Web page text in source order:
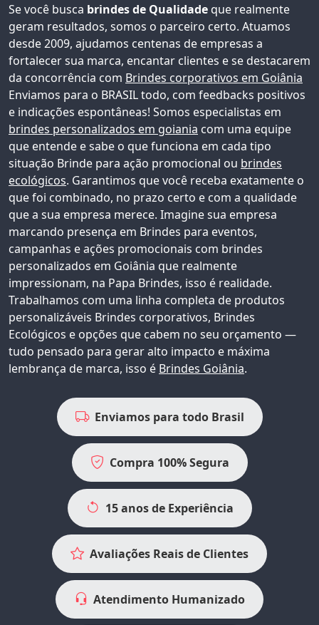
Se você busca brindes de Qualidade que realmente
geram resultados, somos o parceiro certo. Atuamos
desde 2009, ajudamos centenas de empresas a
fortalecer sua marca, encantar clientes e se destacarem
da concorrência com Brindes corporativos em Goiânia
Enviamos para o BRASIL todo, com feedbacks positivos
e indicações espontâneas! Somos especialistas em
brindes personalizados em goiania com uma equipe
que entende e sabe o que funciona em cada tipo
situação Brinde para ação promocional ou brindes
ecológicos. Garantimos que você receba exatamente o
que foi combinado, no prazo certo e com a qualidade
que a sua empresa merece. Imagine sua empresa
marcando presença em Brindes para eventos,
campanhas e ações promocionais com brindes
personalizados em Goiânia que realmente
impressionam, na Papa Brindes, isso é realidade.
Trabalhamos com uma linha completa de produtos
personalizáveis Brindes corporativos, Brindes
Ecológicos e opções que cabem no seu orçamento —
tudo pensado para gerar alto impacto e máxima
lembrança de marca, isso é Brindes Goiânia.
Enviamos para todo Brasil
Compra 100% Segura
15 anos de Experiência
Avaliações Reais de Clientes
Atendimento Humanizado